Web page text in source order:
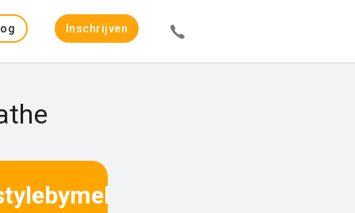
Inschrijven